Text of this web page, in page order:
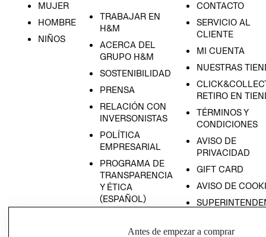
MUJER
HOMBRE
NIÑOS
TRABAJAR EN
H&M
ACERCA DEL
GRUPO H&M
SOSTENIBILIDAD
PRENSA
RELACIÓN CON
INVERSONISTAS
POLÍTICA
EMPRESARIAL
PROGRAMA DE
TRANSPARENCIA
Y ÉTICA
(ESPAÑOL)
TRANSPARENCIA
CONTACTO
SERVICIO AL
CLIENTE
MI CUENTA
NUESTRAS
RETIRO EN
TÉRMINOS Y
CONDICIONES
AVISO DE
PRIVACIDAD
GIFT CARD
AVISO DE
Antes de empezar a comprar